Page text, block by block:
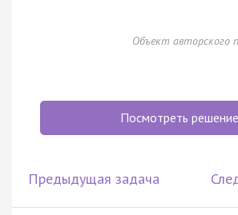
Объект авторского
Посмотреть решение
Предыдущая задача